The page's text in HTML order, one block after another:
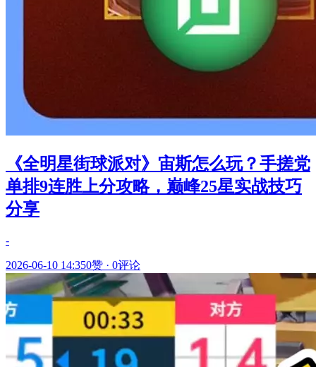
《全明星街球派对》宙斯怎么玩？手搓党
单排9连胜上分攻略，巅峰25星实战技巧
分享
-
2026-06-10 14:350赞 · 0评论